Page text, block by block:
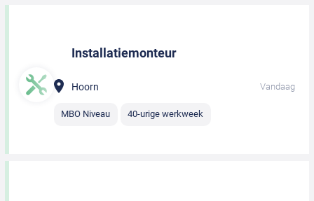
Installatiemonteur
Hoorn Vandaag
MBO Niveau 40-urige werkweek